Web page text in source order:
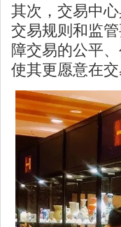
其次，交易中
交易规则和监
障交易的公平
使其更愿意在交